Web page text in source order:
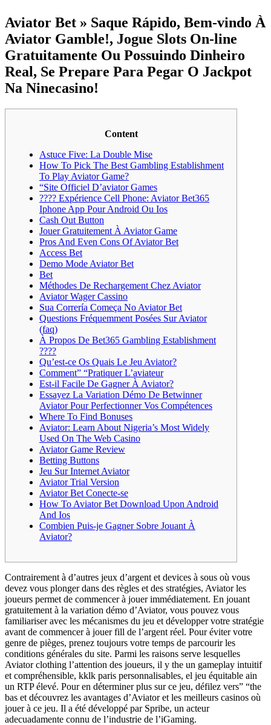
Aviator Bet » Saque Rápido, Bem-vindo À
Aviator Gamble!, Jogue Slots On-line
Gratuitamente Ou Possuindo Dinheiro
Real, Se Prepare Para Pegar O Jackpot
Na Ninecasino!
Content
Astuce Five: La Double Mise
How To Pick The Best Gambling Establishment
To Play Aviator Game?
“Site Officiel D’aviator Games
???? Expérience Cell Phone: Aviator Bet365
Iphone App Pour Android Ou Ios
Cash Out Button
Jouer Gratuitement À Aviator Game
Pros And Even Cons Of Aviator Bet
Access Bet
Demo Mode Aviator Bet
Bet
Méthodes De Rechargement Chez Aviator
Aviator Wager Cassino
Sua Correría Começa No Aviator Bet
Questions Fréquemment Posées Sur Aviator
(faq)
À Propos De Bet365 Gambling Establishment
????
Qu’est-ce Os Quais Le Jeu Aviator?
Comment” “Pratiquer L’aviateur
Est-il Facile De Gagner À Aviator?
Essayez La Variation Démo De Betwinner
Aviator Pour Perfectionner Vos Compétences
Where To Find Bonuses
Aviator: Learn About Nigeria’s Most Widely
Used On The Web Casino
Aviator Game Review
Betting Buttons
Jeu Sur Internet Aviator
Aviator Trial Version
Aviator Bet Conecte-se
How To Aviator Bet Download Upon Android
And Ios
Combien Puis-je Gagner Sobre Jouant À
Aviator?
Contrairement à d’autres jeux d’argent et devices à sous où vous
devez vous plonger dans des règles et des stratégies, Aviator les
joueurs permet de commencer à jouer immédiatement. En jouant
gratuitement à la variation démo d’Aviator, vous pouvez vous
familiariser avec les mécanismes du jeu et développer votre stratégie
avant de commencer à jouer fill de l’argent réel. Pour éviter votre
genre de pièges, prenez toujours votre temps de parcourir les
conditions générales du site. Parmi les raisons serve lesquelles
Aviator clothing l’attention des joueurs, il y the un gameplay intuitif
et compréhensible, kklk paris personnalisables, el jeu équitable ain
un RTP élevé. Pour en déterminer plus sur ce jeu, défilez vers” “the
bas et découvrez les avantages d’Aviator et les meilleurs casinos où
jouer à ce jeu. Il a été développé par Spribe, un acteur
adecuadamente connu de l’industrie de l’iGaming.